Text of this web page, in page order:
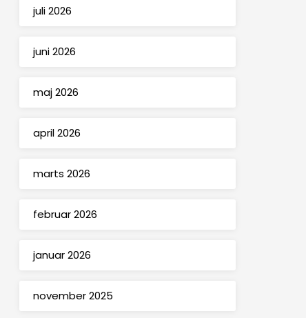
juli 2026
juni 2026
maj 2026
april 2026
marts 2026
februar 2026
januar 2026
november 2025